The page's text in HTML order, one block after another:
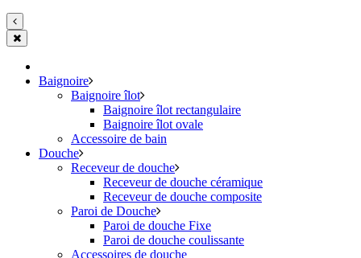
Baignoire
Baignoire îlot
Baignoire îlot rectangulaire
Baignoire îlot ovale
Accessoire de bain
Douche
Receveur de douche
Receveur de douche céramique
Receveur de douche composite
Paroi de Douche
Paroi de douche Fixe
Paroi de douche coulissante
Accessoires de douche